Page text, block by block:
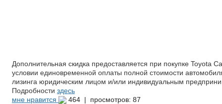
Дополнительная скидка предоставляется при покупке Toyota
условии единовременной оплаты полной стоимости
лизинга юридическим лицом и/или индивидуальным
Подробности здесь
мне нравится
464 | просмотров: 87